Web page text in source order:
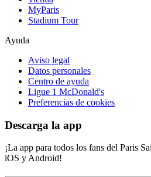
MyParis
Stadium Tour
Ayuda
Aviso legal
Datos personales
Centro de ayuda
Ligue 1 McDonald's
Preferencias de cookies
Descarga la app
¡La app para todos los fans del Paris
iOS y Android!